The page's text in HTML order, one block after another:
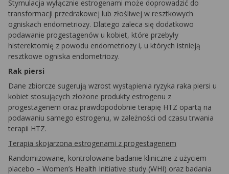
Stymulacja wyłącznie estrogenami może doprowadzić do
transformacji przedrakowej lub złośliwej w resztkowych
ogniskach endometriozy. Dlatego zaleca się dodatkowo
podawanie progestagenów u kobiet, które przebyły
histerektomię z powodu endometriozy i, u których istnieją
resztkowe ogniska endometriozy.
Rak piersi
Dane zbiorcze sugerują wzrost wystąpienia ryzyka raka piersi u
kobiet stosujących złożone produkty estrogenu z
progestagenem oraz prawdopodobnie terapię HTZ opartą na
podawaniu samego estrogenu, w zależności od czasu trwania
terapii HTZ.
Terapia skojarzona estrogenami z progestagenem
Randomizowane, kontrolowane badanie kliniczne z użyciem
placebo – Women’s Health Initiative study (WHI) oraz badania